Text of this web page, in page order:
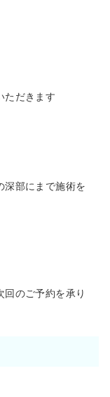
ただきます
深部にまで施術を
のご予約を承り